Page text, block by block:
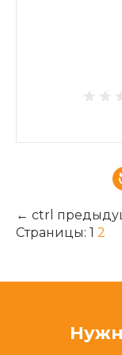
← ctrl
Страницы: 1 2